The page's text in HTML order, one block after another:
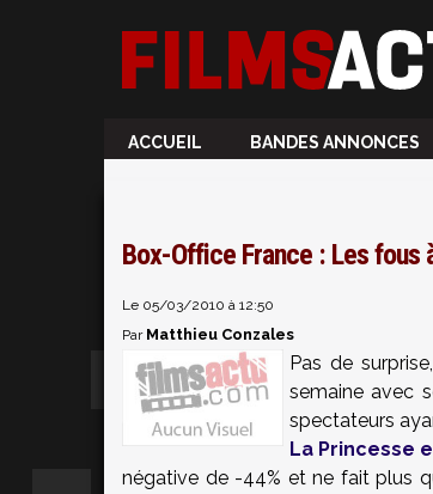
ACCUEIL BANDES ANNONCES
Box-Office France : Les fous
Le 05/03/2010 à 12:50
Par Matthieu Conzales
Pas de
semaine avec
spectateurs
La Princesse
négative de -44% et ne fait plus